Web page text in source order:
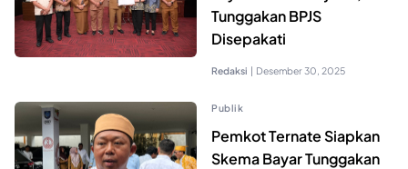
Tunggakan BPJS
Disepakati
Redaksi | Desember 30, 2025
Publik
Pemkot Ternate Siapkan
Skema Bayar Tunggakan